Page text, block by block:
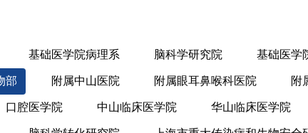
基础医学院病理系 脑科学研究院 基础医学
部 附属中山医院 附属眼耳鼻喉科医院 附
口腔医学院 中山临床医学院 华山临床医学院